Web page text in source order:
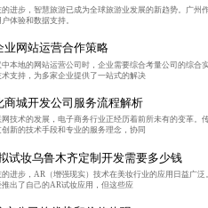
的进步，智慧旅游已成为全球旅游业发展的新趋势。广
体验和数据支持。
业网站运营合作策略
中本地的网站运营公司时，企业需要综合考量公司的综
术支持，为多家企业提供了一站式的解决
商城开发公司服务流程解析
网技术的发展，电子商务行业正经历着前所未有的变革
新的技术手段和专业的服务理念，协同
试妆乌鲁木齐定制开发需要多少钱
的进步，AR（增强现实）技术在美妆行业的应用日益广
推出了自己的AR试妆应用，但这些应